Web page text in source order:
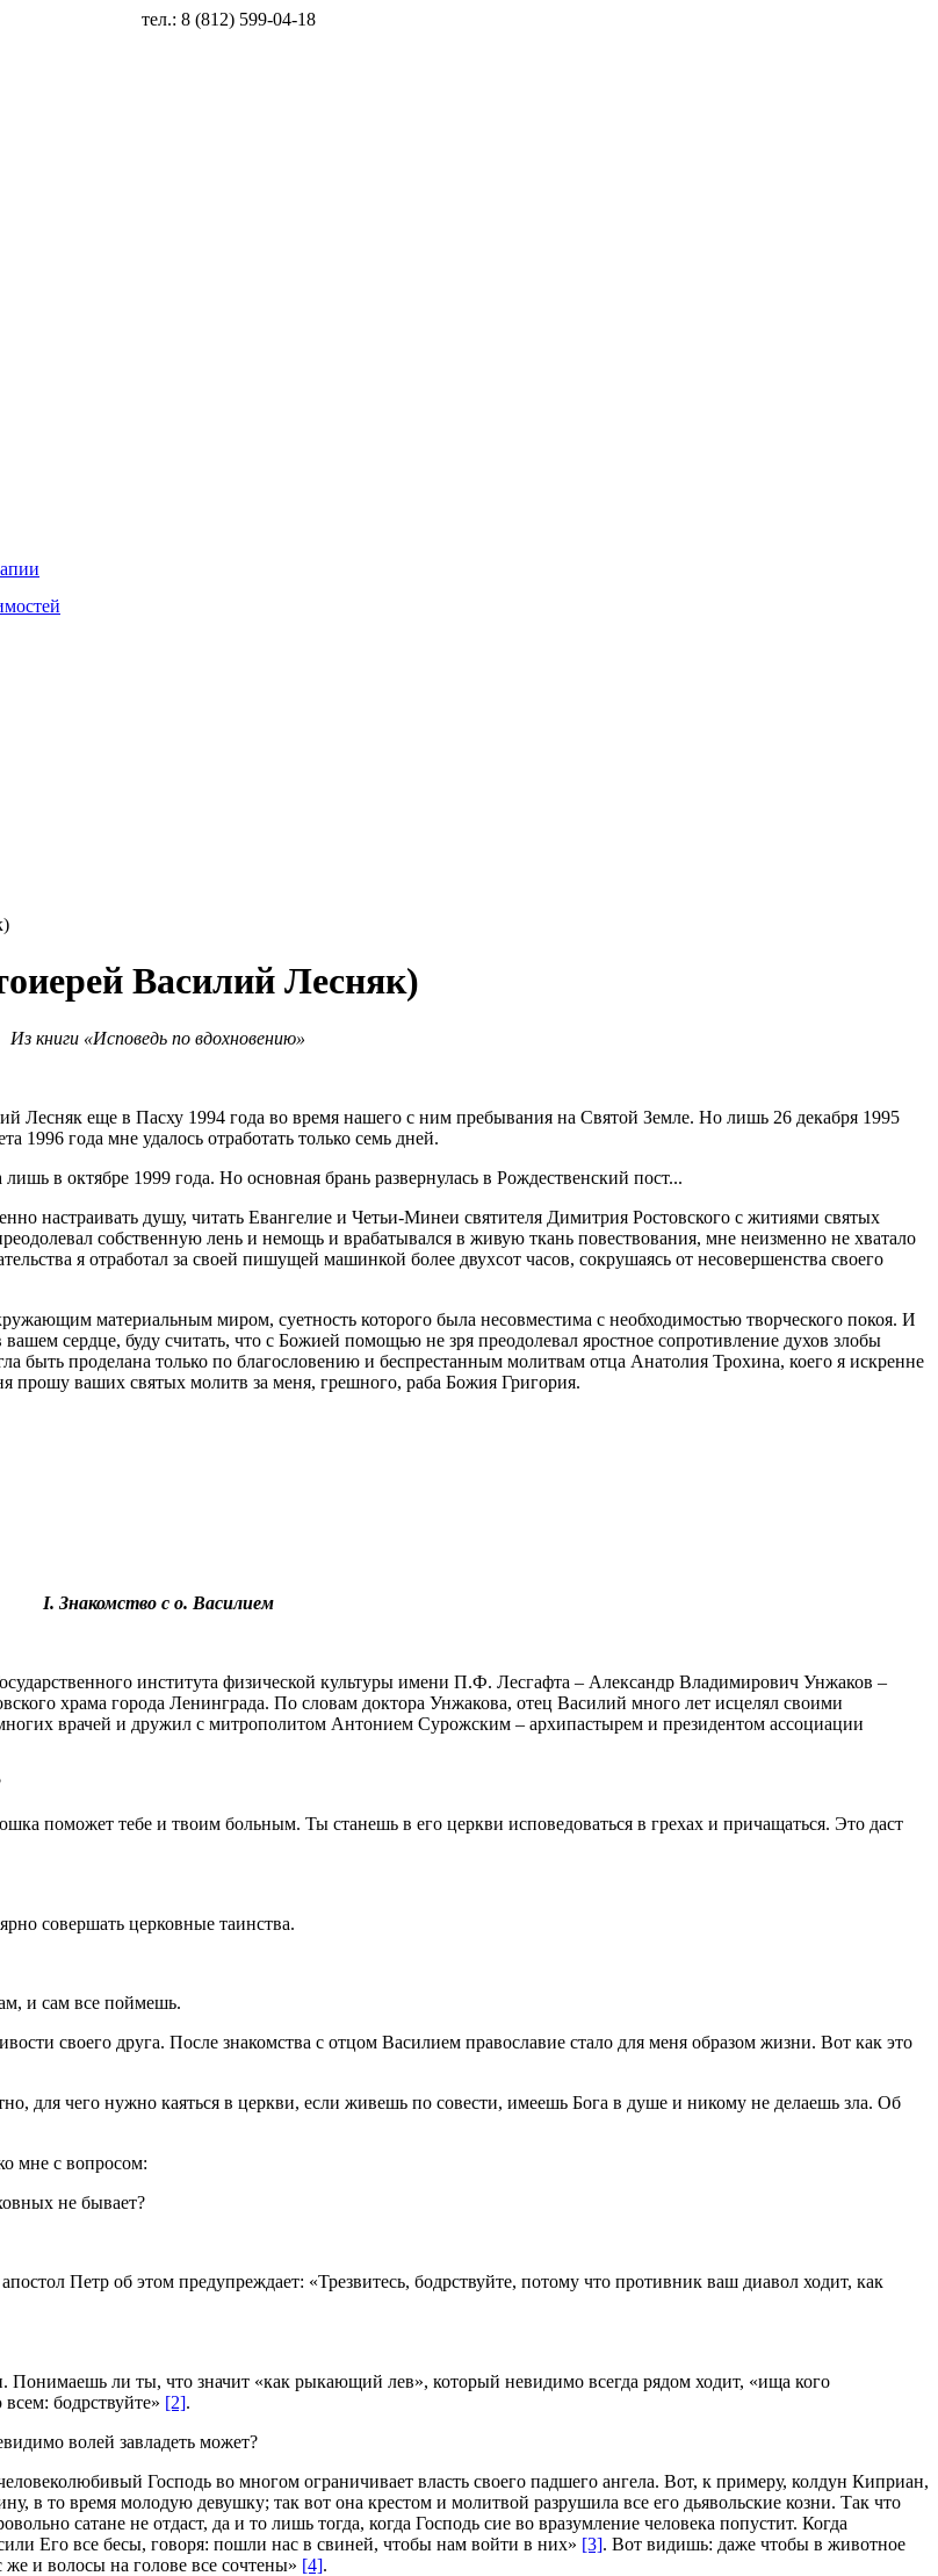
тел.: 8 (812) 599-04-18
Василий Лесняк)
Из книги «Исповедь по вдохновению»
Лесняк еще в Пасху 1994 года во время нашего с ним пребывания на Святой Земле. Но лишь 26 декабря 1995
1996 года мне удалось отработать только семь дней.
в октябре 1999 года. Но основная брань развернулась в Рождественский пост...
настраивать душу, читать Евангелие и Четьи-Минеи святителя Димитрия Ростовского с житиями святых
собственную лень и немощь и врабатывался в живую ткань повествования, мне неизменно не хватало
я отработал за своей пишущей машинкой более двухсот часов, сокрушаясь от несовершенства своего
материальным миром, суетность которого была несовместима с необходимостью творческого покоя. И
сердце, буду считать, что с Божией помощью не зря преодолевал яростное сопротивление духов злобы
быть проделана только по благословению и беспрестанным молитвам отца Анатолия Трохина, коего я искренне
ваших святых молитв за меня, грешного, раба Божия Григория.
I. Знакомство с о. Василием
института физической культуры имени П.Ф. Лесгафта – Александр Владимирович Унжаков –
храма города Ленинграда. По словам доктора Унжакова, отец Василий много лет исцелял своими
врачей и дружил с митрополитом Антонием Сурожским – архипастырем и президентом ассоциации
поможет тебе и твоим больным. Ты станешь в его церкви исповедоваться в грехах и причащаться. Это даст
совершать церковные таинства.
и сам все поймешь.
своего друга. После знакомства с отцом Василием православие стало для меня образом жизни. Вот как это
для чего нужно каяться в церкви, если живешь по совести, имеешь Бога в душе и никому не делаешь зла. Об
мне с вопросом:
не бывает?
Петр об этом предупреждает: «Трезвитесь, бодрствуйте, потому что противник ваш диавол ходит, как
ли ты, что значит «как рыкающий лев», который невидимо всегда рядом ходит, «ища кого
бодрствуйте» [2].
волей завладеть может?
Господь во многом ограничивает власть своего падшего ангела. Вот, к примеру, колдун Киприан,
в то время молодую девушку; так вот она крестом и молитвой разрушила все его дьявольские козни. Так что
сатане не отдаст, да и то лишь тогда, когда Господь сие во вразумление человека попустит. Когда
Его все бесы, говоря: пошли нас в свиней, чтобы нам войти в них» [3]. Вот видишь: даже чтобы в животное
и волосы на голове все сочтены» [4].